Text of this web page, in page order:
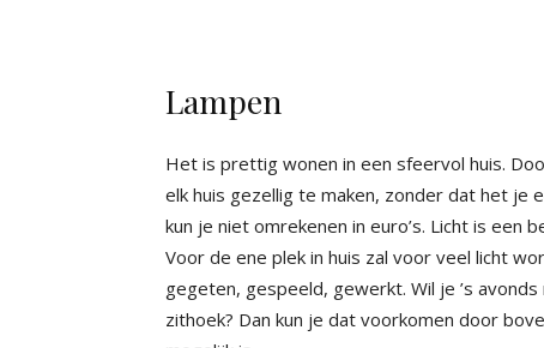
Lampen
Het is prettig wonen in een sfeervol huis.
elk huis gezellig te maken, zonder dat het je
kun je niet omrekenen in euro’s. Licht is een
Voor de ene plek in huis zal voor veel licht
gegeten, gespeeld, gewerkt. Wil je ’s
zithoek? Dan kun je dat voorkomen door